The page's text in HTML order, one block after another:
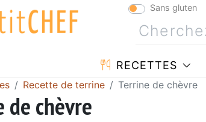
Sans gluten
RECETTES
Recette de terrine Terrine de chèvre
de chèvre